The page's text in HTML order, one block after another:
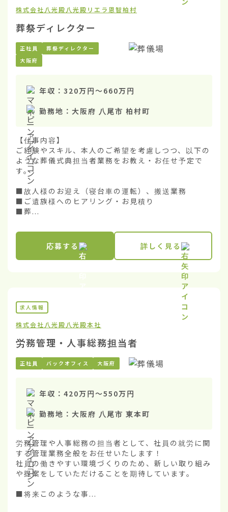
株式会社八光殿 八光殿リエラ恩智柏村
葬祭ディレクター
正社員
葬祭ディレクター
大阪府
年収： 320万円〜660万円
勤務地： 大阪府 八尾市 柏村町
【仕事内容】
ご経験やスキル、本人のご希望を考慮しつつ、以下の
ような葬儀式典担当者業務をお教え・お任せ予定で
す。
■故人様のお迎え（寝台車の運転）、搬送業務
■ご遺族様へのヒアリング・お見積り
■葬...
応募する 詳しく見る
求人情報
株式会社八光殿 八光殿本社
労務管理・人事総務担当者
正社員 バックオフィス 大阪府
年収： 420万円〜550万円
勤務地： 大阪府 八尾市 東本町
労務管理や人事総務の担当者として、社員の就労に関
する管理業務全般をお任せいたします！
社員の働きやすい環境づくりのため、新しい取り組み
や提案をしていただけることを期待しています。
■将来このような事...